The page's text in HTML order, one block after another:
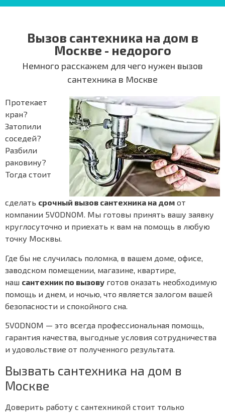
Вызов сантехника на дом в
Москве - недорого
Немного расскажем для чего нужен вызов
сантехника в Москве
Протекает
кран?
Затопили
соседей?
Разбили
раковину?
Тогда стоит
сделать срочный вызов сантехника на дом от
компании 5VODNOM. Мы готовы принять вашу заявку
круглосуточно и приехать к вам на помощь в любую
точку Москвы.
Где бы не случилась поломка, в вашем доме, офисе,
заводском помещении, магазине, квартире,
наш сантехник по вызову готов оказать необходимую
помощь и днем, и ночью, что является залогом вашей
безопасности и спокойного сна.
5VODNOM — это всегда профессиональная помощь,
гарантия качества, выгодные условия сотрудничества
и удовольствие от полученного результата.
Вызвать сантехника на дом в
Москве
Доверить работу с сантехникой стоит только